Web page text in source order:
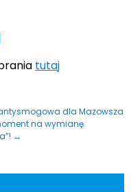
tutaj
dla Mazowsza
na wymianę
→